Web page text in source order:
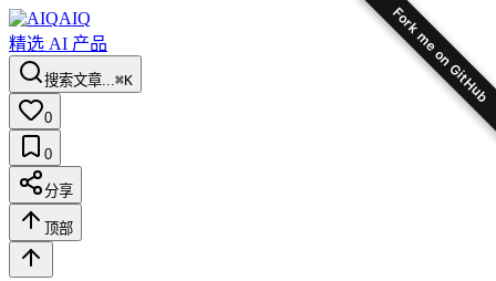
Fork me on GitHub
AIQ
精选 AI 产品
搜索文章...⌘K
0
0
分享
顶部